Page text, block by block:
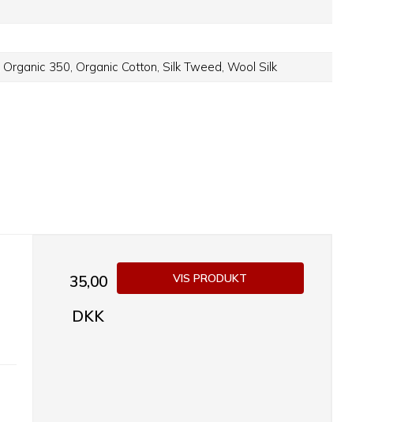
Organic 350, Organic Cotton, Silk Tweed, Wool Silk
35,00
DKK
VIS PRODUKT